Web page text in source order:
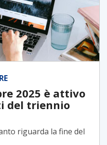
2025 è attivo
del triennio
riguarda la fine del